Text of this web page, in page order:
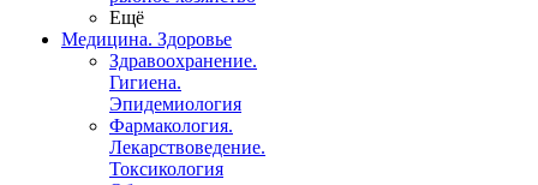
Ещё
Медицина. Здоровье
Здравоохранение.
Гигиена.
Эпидемиология
Фармакология.
Лекарствоведение.
Токсикология